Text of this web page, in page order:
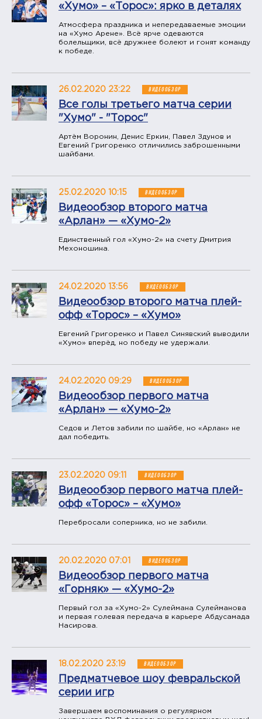
«Хумо» – «Торос»: ярко в деталях
Атмосфера праздника и непередаваемые эмоции
на «Хумо Арене». Всё ярче одеваются
болельщики, всё дружнее болеют и гонят команду
к победе.
26.02.2020 23:22 ВИДЕООБЗОР
Все голы третьего матча серии
"Хумо" - "Торос"
Артём Воронин, Денис Еркин, Павел Здунов и
Евгений Григоренко отличились заброшенными
шайбами.
25.02.2020 10:15 ВИДЕООБЗОР
Видеообзор второго матча
«Арлан» — «Хумо-2»
Единственный гол «Хумо-2» на счету Дмитрия
Мехоношина.
24.02.2020 13:56 ВИДЕООБЗОР
Видеообзор второго матча плей-
офф «Торос» – «Хумо»
Евгений Григоренко и Павел Синявский выводили
«Хумо» вперёд, но победу не удержали.
24.02.2020 09:29 ВИДЕООБЗОР
Видеообзор первого матча
«Арлан» — «Хумо-2»
Седов и Летов забили по шайбе, но «Арлан» не
дал победить.
23.02.2020 09:11 ВИДЕООБЗОР
Видеообзор первого матча плей-
офф «Торос» – «Хумо»
Перебросали соперника, но не забили.
20.02.2020 07:01 ВИДЕООБЗОР
Видеообзор первого матча
«Горняк» — «Хумо-2»
Первый гол за «Хумо-2» Сулеймана Сулейманова
и первая голевая передача в карьере Абдусамада
Насирова.
18.02.2020 23:19 ВИДЕООБЗОР
Предматчевое шоу февральской
серии игр
​Завершаем воспоминания о регулярном